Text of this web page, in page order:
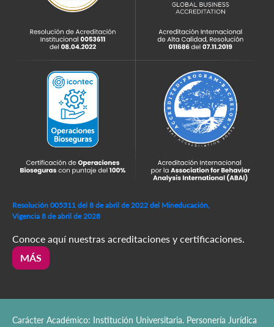
Resolución 005311 del 8 de abril de 2022 del Mineducación,
Vigencia 8 de abril de 2028
Conoce aquí nuestras acreditaciones y certificaciones.
MÁS
Carácter Académico: Institución Universitaria. Personería Jurídica